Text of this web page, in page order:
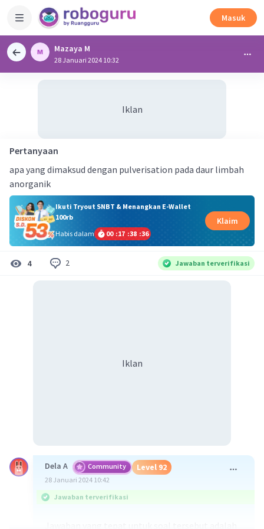
Masuk
Mazaya M
28 Januari 2024 10:32
Iklan
Pertanyaan
apa yang dimaksud dengan pulverisation pada daur limbah
anorganik
Ikuti Tryout SNBT & Menangkan E-Wallet
100rb
Habis dalam
00 :17 :38 :35
Klaim
4 2 Jawaban terverifikasi
Iklan
Dela A Community Level 92
28 Januari 2024 10:42
Jawaban terverifikasi